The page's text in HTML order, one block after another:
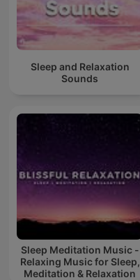
Sleep and Relaxation
Sounds
Sleep Meditation Music -
Relaxing Music for Sleep,
Meditation & Relaxation